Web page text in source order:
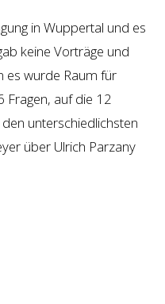
in Wuppertal und es
keine Vorträge und
es wurde Raum für
Fragen, auf die 12
unterschiedlichsten
über Ulrich Parzany